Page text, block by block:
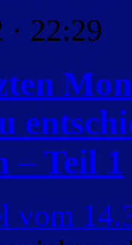
22:29
– Teil 1
vom